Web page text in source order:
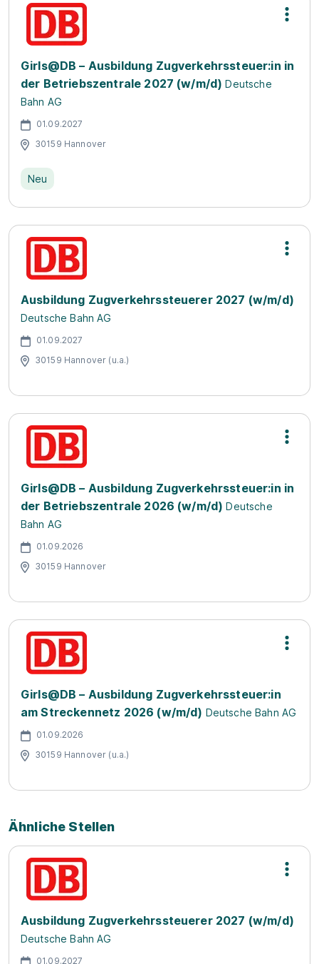
Girls@DB – Ausbildung Zugverkehrssteuer:in in
der Betriebszentrale 2027 (w/m/d) Deutsche
Bahn AG
01.09.2027
30159 Hannover
Neu
Ausbildung Zugverkehrssteuerer 2027 (w/m/d)
Deutsche Bahn AG
01.09.2027
30159 Hannover (u.a.)
Girls@DB – Ausbildung Zugverkehrssteuer:in in
der Betriebszentrale 2026 (w/m/d) Deutsche
Bahn AG
01.09.2026
30159 Hannover
Girls@DB – Ausbildung Zugverkehrssteuer:in
am Streckennetz 2026 (w/m/d) Deutsche Bahn AG
01.09.2026
30159 Hannover (u.a.)
Ähnliche Stellen
Ausbildung Zugverkehrssteuerer 2027 (w/m/d)
Deutsche Bahn AG
01.09.2027